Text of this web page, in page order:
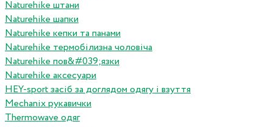
Naturehike штани
Naturehike шапки
Naturehike кепки та панами
Naturehike термобілизна чоловіча
Naturehike пов&#039;язки
Naturehike аксесуари
HEY-sport засіб за доглядом одягу і взуття
Mechanix рукавички
Thermowave одяг